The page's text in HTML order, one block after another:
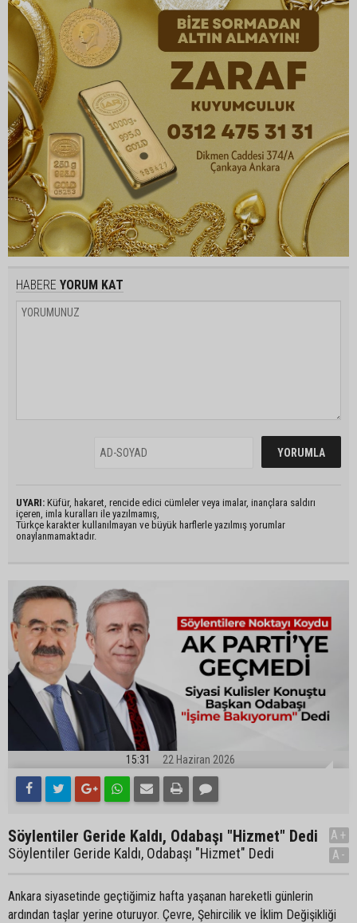
HABERE YORUM KAT
UYARI: Küfür, hakaret, rencide edici cümleler veya imalar, inançlara saldırı
içeren, imla kuralları ile yazılmamış,
Türkçe karakter kullanılmayan ve büyük harflerle yazılmış yorumlar
onaylanmamaktadır.
15:31 22 Haziran 2026
Söylentiler Geride Kaldı, Odabaşı "Hizmet" Dedi
Söylentiler Geride Kaldı, Odabaşı "Hizmet" Dedi
A+
A-
Ankara siyasetinde geçtiğimiz hafta yaşanan hareketli günlerin
ardından taşlar yerine oturuyor. Çevre, Şehircilik ve İklim Değişikliği